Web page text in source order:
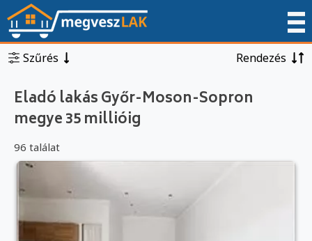
Szűrés Rendezés
Eladó lakás Győr-Moson-Sopron
megye 35 millióig
96 találat